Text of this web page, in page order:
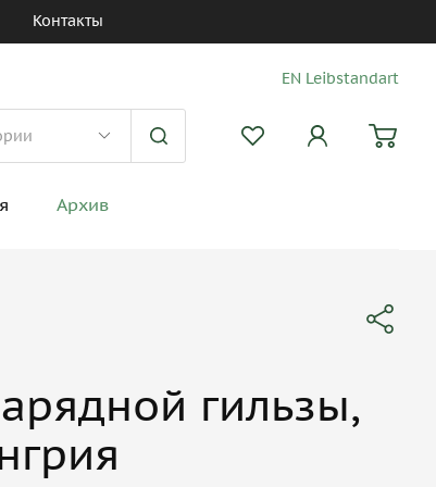
Контакты
EN Leibstandart
Архив
гильзы,